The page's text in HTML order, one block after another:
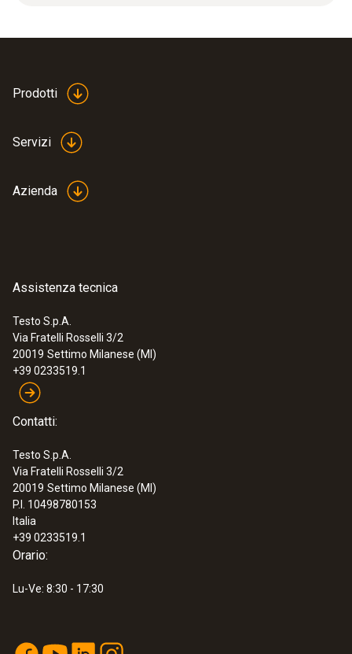
:0564 3002 71
testo 300 NEXT LEVEL Kit 1 -
€ 1.195,00
Prodotti
Servizi
Azienda
Assistenza tecnica
Testo S.p.A.
Via Fratelli Rosselli 3/2
20019 Settimo Milanese (MI)
+39 0233519.1
Contatti:
Testo S.p.A.
Via Fratelli Rosselli 3/2
20019 Settimo Milanese (MI)
P.I. 10498780153
Italia
+39 0233519.1
Orario:
Lu-Ve: 8:30 - 17:30